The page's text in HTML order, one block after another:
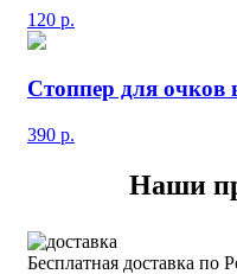
120 р.
Стоппер для очков
390 р.
Наши
Бесплатная доставка по